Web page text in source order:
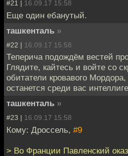
#21 | 16.09.17 15:58
Еще один ебанутый.
ташкенталь »
#22 | 16.09.17 15:58
Теперича подождём вестей
Глядите, кайтесь и войте со
обитатели кровавого
останется среди вас
ташкенталь »
#23 | 16.09.17 15:58
Кому: Дроссель, #9
> Во Франции Павленский